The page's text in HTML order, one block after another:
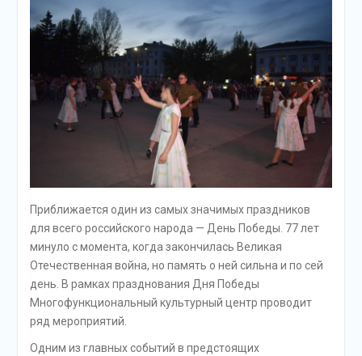
Приближается один из самых значимых праздников
для всего российского народа — День Победы. 77 лет
минуло с момента, когда закончилась Великая
Отечественная война, но память о ней сильна и по сей
день. В рамках празднования Дня Победы
Многофункциональный культурный центр проводит
ряд мероприятий.
Одним из главных событий в предстоящих